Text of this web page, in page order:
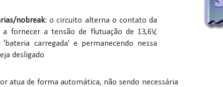
nobreak: o circuito alterna o contato da
a fornecer a tensão de flutuação de 13,6V,
'bateria carregada' e permanecendo nessa
desligado
atua de forma automática, não sendo necessária